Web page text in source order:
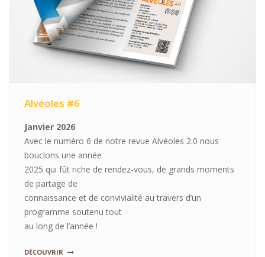
Alvéoles #6
Janvier 2026
Avec le numéro 6 de notre revue Alvéoles 2.0 nous
bouclons une année
2025 qui fût riche de rendez-vous, de grands moments
de partage de
connaissance et de convivialité au travers d’un
programme soutenu tout
au long de l’année !
DÉCOUVRIR